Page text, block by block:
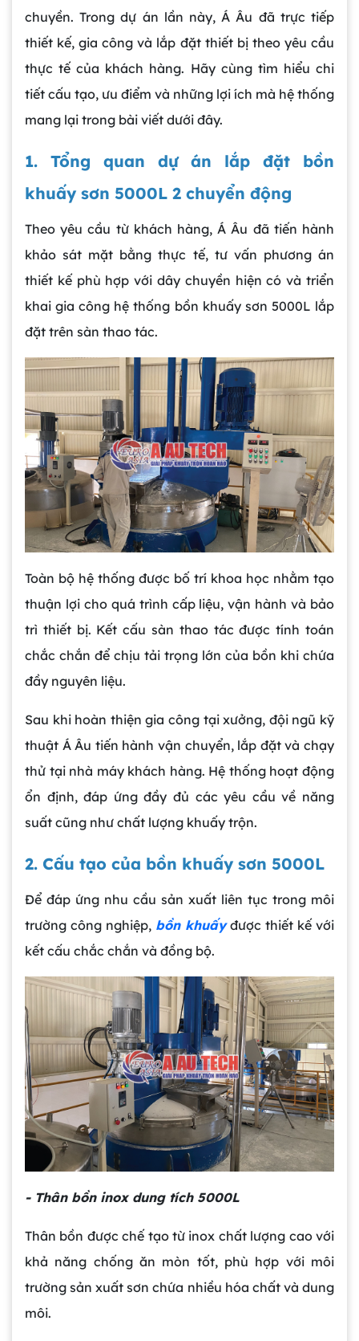
chuyền. Trong dự án lần này, Á Âu đã trực tiếp
thiết kế, gia công và lắp đặt thiết bị theo yêu cầu
thực tế của khách hàng. Hãy cùng tìm hiểu chi
tiết cấu tạo, ưu điểm và những lợi ích mà hệ thống
mang lại trong bài viết dưới đây.
1. Tổng quan dự án lắp đặt bồn
khuấy sơn 5000L 2 chuyển động
Theo yêu cầu từ khách hàng, Á Âu đã tiến hành
khảo sát mặt bằng thực tế, tư vấn phương án
thiết kế phù hợp với dây chuyền hiện có và triển
khai gia công hệ thống bồn khuấy sơn 5000L lắp
đặt trên sàn thao tác.
Toàn bộ hệ thống được bố trí khoa học nhằm tạo
thuận lợi cho quá trình cấp liệu, vận hành và bảo
trì thiết bị. Kết cấu sàn thao tác được tính toán
chắc chắn để chịu tải trọng lớn của bồn khi chứa
đầy nguyên liệu.
Sau khi hoàn thiện gia công tại xưởng, đội ngũ kỹ
thuật Á Âu tiến hành vận chuyển, lắp đặt và chạy
thử tại nhà máy khách hàng. Hệ thống hoạt động
ổn định, đáp ứng đầy đủ các yêu cầu về năng
suất cũng như chất lượng khuấy trộn.
2. Cấu tạo của bồn khuấy sơn 5000L
Để đáp ứng nhu cầu sản xuất liên tục trong môi
trường công nghiệp, bồn khuấyđược thiết kế với
kết cấu chắc chắn và đồng bộ.
- Thân bồn inox dung tích 5000L
Thân bồn được chế tạo từ inox chất lượng cao với
khả năng chống ăn mòn tốt, phù hợp với môi
trường sản xuất sơn chứa nhiều hóa chất và dung
môi.